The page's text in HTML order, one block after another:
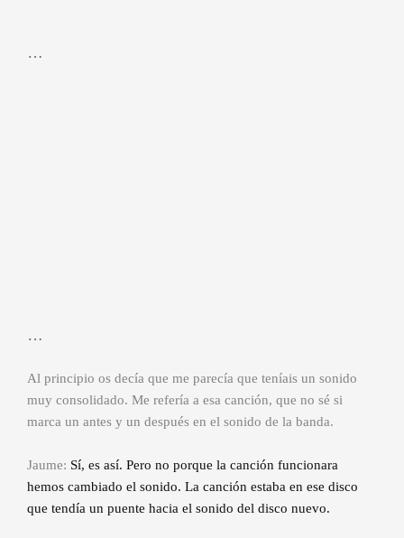
…
…
Al principio os decía que me parecía que teníais un sonido
muy consolidado. Me refería a esa canción, que no sé si
marca un antes y un después en el sonido de la banda.
Jaume: Sí, es así. Pero no porque la canción funcionara
hemos cambiado el sonido. La canción estaba en ese disco
que tendía un puente hacia el sonido del disco nuevo.